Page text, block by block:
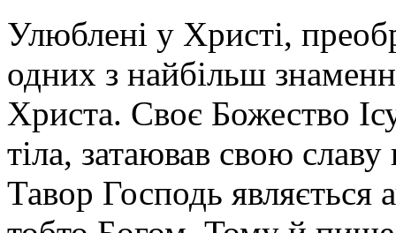
Улюблені у Христі,
одних з найбільш
Христа. Своє Божество
тіла, затаював свою
Тавор Господь являється